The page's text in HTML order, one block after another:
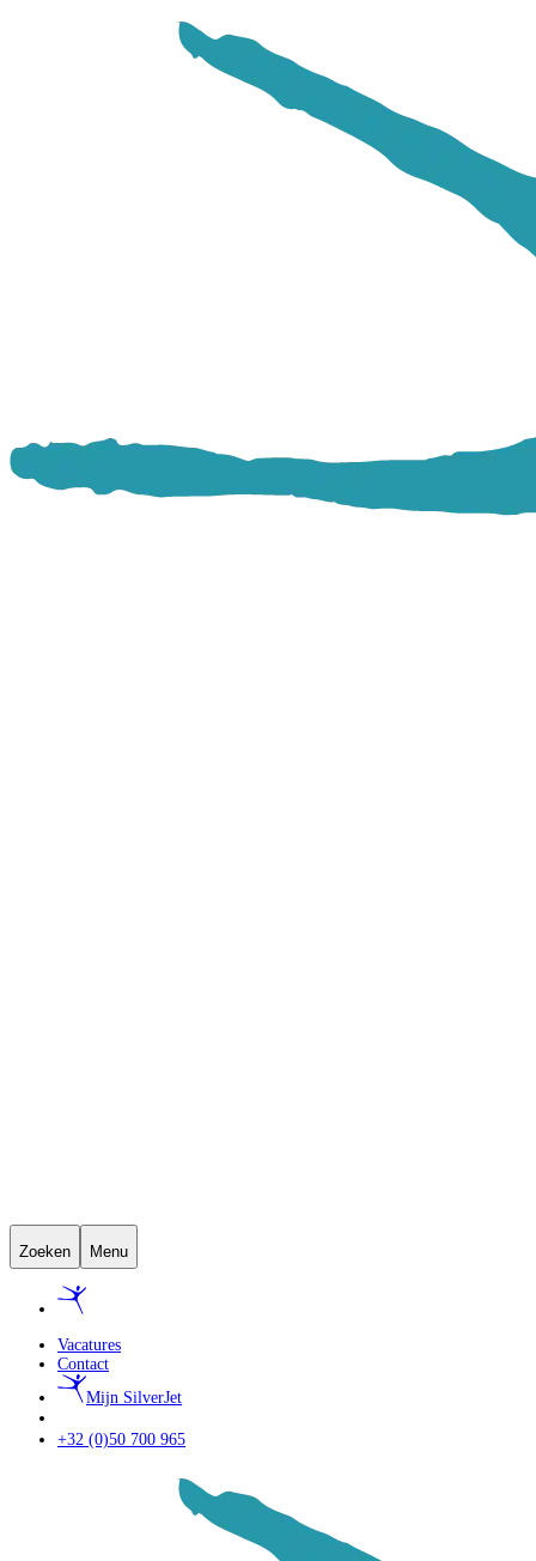
Zoeken Menu
Vacatures
Contact
Mijn SilverJet
+32 (0)50 700 965